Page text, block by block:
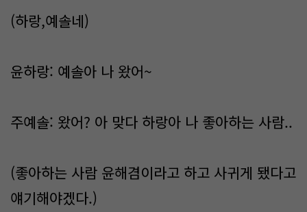
(하랑,예솔네)
윤하랑: 예솔아 나 왔어~
주예솔: 왔어? 아 맞다 하랑아 나 좋아하는 사람..
(좋아하는 사람 윤해겸이라고 하고 사귀게 됐다고
얘기해야겠다.)